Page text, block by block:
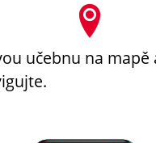
učebnu na mapě